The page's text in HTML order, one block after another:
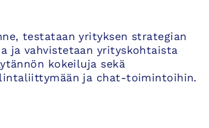
testataan yrityksen strategian
ja vahvistetaan yrityskohtaista
kokeiluja sekä
ja chat-toimintoihin.